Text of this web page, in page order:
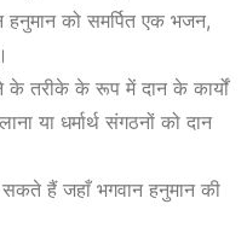
हनुमान को समर्पित एक भजन,
के तरीके के रूप में दान के कार्यों
या धर्मार्थ संगठनों को दान
हैं जहाँ भगवान हनुमान की